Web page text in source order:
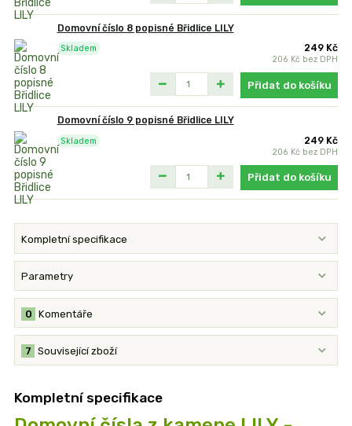
Domovní číslo 8 popisné Břidlice LILY
249 Kč
206 Kč bez DPH
Skladem
Přidat do košíku
Domovní číslo 9 popisné Břidlice LILY
249 Kč
206 Kč bez DPH
Skladem
Přidat do košíku
Kompletní specifikace
Parametry
Komentáře
0
Související zboží
7
Kompletní specifikace